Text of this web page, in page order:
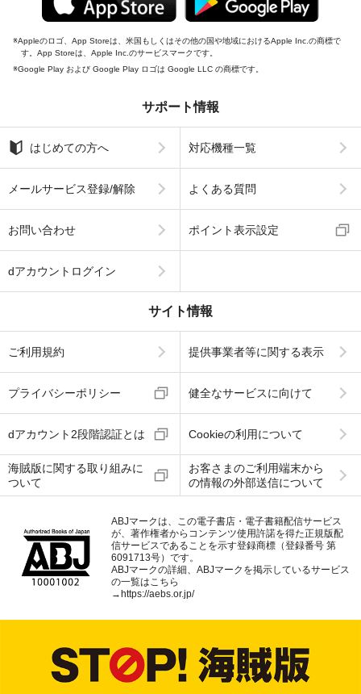
Appleのロゴ、App Storeは、米国もしくはその他の国や地域におけるApple Inc.の商標で
す。App Storeは、Apple Inc.のサービスマークです。
Google Play および Google Play ロゴは Google LLC の商標です。
サポート情報
はじめての方へ 対応機種一覧
メールサービス登録/解除 よくある質問
お問い合わせ ポイント表示設定
dアカウントログイン
サイト情報
ご利用規約 提供事業者等に関する表示
プライバシーポリシー 健全なサービスに向けて
dアカウント2段階認証とは Cookieの利用について
海賊版に関する取り組みに
ついて
お客さまのご利用端末から
の情報の外部送信について
ABJマークは、この電子書店・電子書籍配信サービス
が、著作権者からコンテンツ使用許諾を得た正規版配
信サービスであることを示す登録商標（登録番号 第
6091713号）です。
ABJマークの詳細、ABJマークを掲示しているサービス
の一覧はこちら
→https://aebs.or.jp/